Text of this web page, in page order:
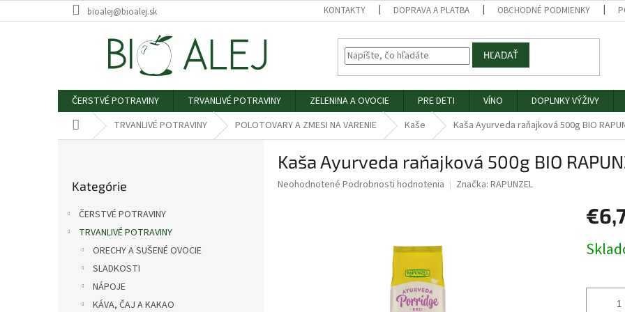
na
bioalej@bioalej.sk KONTAKTY DOPRAVA A PLATBA OBCHODNÉ PODMIENKY
HĽADAŤ
ČERSTVÉ POTRAVINY TRVANLIVÉ POTRAVINY ZELENINA A OVOCIE PRE DETI VÍNO DOPLNKY VÝŽIVY
Domov TRVANLIVÉ POTRAVINY POLOTOVARY A ZMESI NA VARENIE Kaše Kaša Ayurveda raňajková 500g BIO
kategórie
Kategórie
ČERSTVÉ POTRAVINY
TRVANLIVÉ POTRAVINY
ORECHY A SUŠENÉ OVOCIE
SLADKOSTI
NÁPOJE
KÁVA, ČAJ A KAKAO
Kaša Ayurveda raňajková 500g BIO
Priemerné
Neohodnotené Podrobnosti hodnotenia Značka: RAPUNZEL
cena: